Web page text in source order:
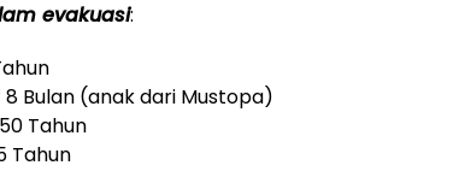
evakuasi:
8 Bulan (anak dari Mustopa)
Tahun
Tahun